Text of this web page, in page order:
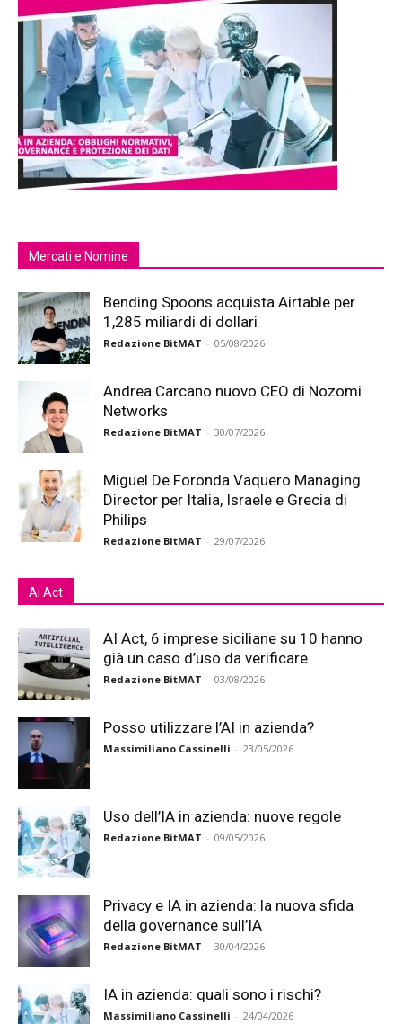
Mercati e Nomine
Bending Spoons acquista Airtable per
1,285 miliardi di dollari
Redazione BitMAT - 05/08/2026
Andrea Carcano nuovo CEO di Nozomi
Networks
Redazione BitMAT - 30/07/2026
Miguel De Foronda Vaquero Managing
Director per Italia, Israele e Grecia di
Philips
Redazione BitMAT - 29/07/2026
Ai Act
AI Act, 6 imprese siciliane su 10 hanno
già un caso d’uso da verificare
Redazione BitMAT - 03/08/2026
Posso utilizzare l’AI in azienda?
Massimiliano Cassinelli - 23/05/2026
Uso dell’IA in azienda: nuove regole
Redazione BitMAT - 09/05/2026
Privacy e IA in azienda: la nuova sfida
della governance sull’IA
Redazione BitMAT - 30/04/2026
IA in azienda: quali sono i rischi?
Massimiliano Cassinelli - 24/04/2026